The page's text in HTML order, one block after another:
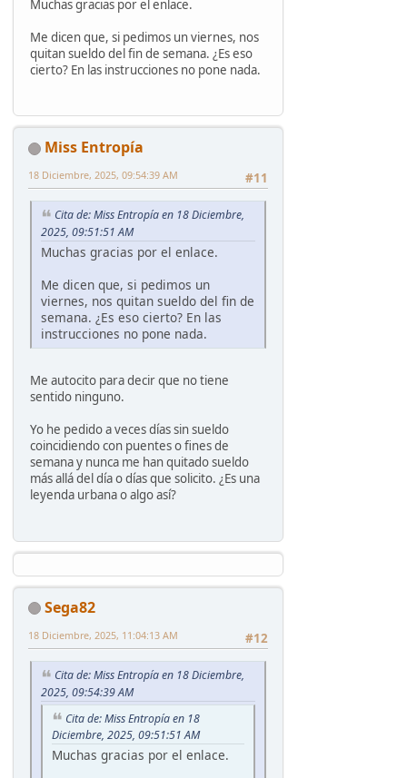
Muchas gracias por el enlace.
Me dicen que, si pedimos un viernes, nos
quitan sueldo del fin de semana. ¿Es eso
cierto? En las instrucciones no pone nada.
Miss Entropía
#11
18 Diciembre, 2025, 09:54:39 AM
Cita de: Miss Entropía en 18 Diciembre,
2025, 09:51:51 AM
Muchas gracias por el enlace.
Me dicen que, si pedimos un
viernes, nos quitan sueldo del fin de
semana. ¿Es eso cierto? En las
instrucciones no pone nada.
Me autocito para decir que no tiene
sentido ninguno.
Yo he pedido a veces días sin sueldo
coincidiendo con puentes o fines de
semana y nunca me han quitado sueldo
más allá del día o días que solicito. ¿Es una
leyenda urbana o algo así?
Sega82
#12
18 Diciembre, 2025, 11:04:13 AM
Cita de: Miss Entropía en 18 Diciembre,
2025, 09:54:39 AM
Cita de: Miss Entropía en 18
Diciembre, 2025, 09:51:51 AM
Muchas gracias por el enlace.